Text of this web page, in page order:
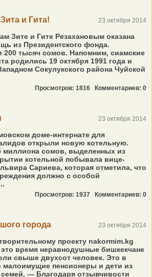
и Гита! 23 октября 2014
Зите и Гите Резахановым оказана
из Президентского фонда.
200 тысяч сомов. Напомним, сиамские
родились 19 октября 1991 года и
Сокулукского района Чуйской
Просмотров: 1816 Комментариев: 0
23 октября 2014
доме-интернате для
открыли новую котельную.
миллиона сомов, выделенных из
котельной побывала вице-
Сариева, которая отметила, что
должно с особой
Просмотров: 1937 Комментариев: 0
города 23 октября 2014
проекту nakormim.kg
время неравнодушные бишкекчане
свыше двухсот человек. Это в
малоимущие пенсионеры и дети из
— Благодаря отзывчивости